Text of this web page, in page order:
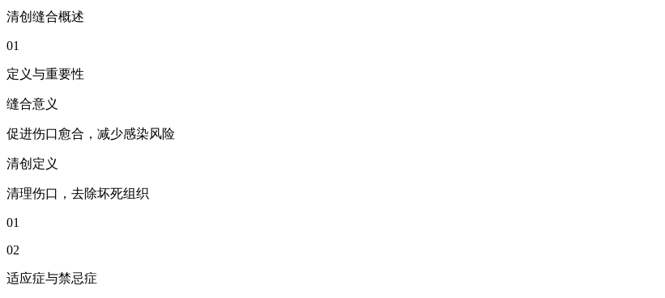
清创缝合概述
01
定义与重要性
缝合意义
促进伤口愈合，减少感染风险
清创定义
清理伤口，去除坏死组织
01
02
适应症与禁忌症